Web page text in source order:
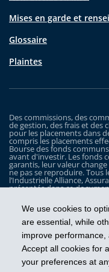
We use cookies to
are essential, while
improve
Accept all cookies for
your preferences at
Mises en garde et
Glossaire
Plaintes
Des commissions, des
de gestion, des frais et des
pour les placements dans
compris les placements
Bourse des fonds
avant d'investir. Les fonds
garantis, leur valeur
ne pas se reproduire.
l’Industrielle Alliance,
présentés dans ce
sont utilisés ici qu’à titre
Les Fonds iA Clarington
Clarington, le logo d’iA
de iA Gestion de
sous licence, de